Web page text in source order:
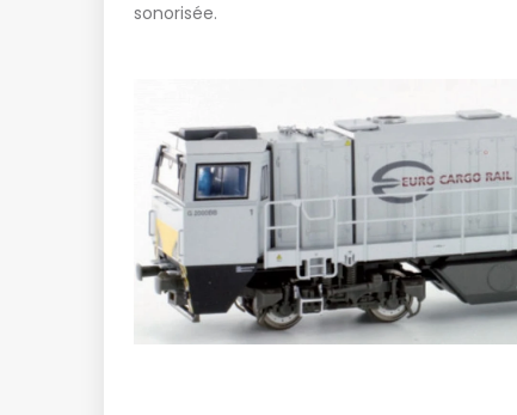
sonorisée.